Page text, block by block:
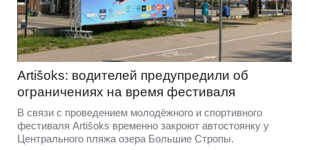
Artišoks: водителей предупредили об
ограничениях на время фестиваля
В связи с проведением молодёжного и спортивного
фестиваля Artišoks временно закроют автостоянку у
Центрального пляжа озера Большие Стропы.